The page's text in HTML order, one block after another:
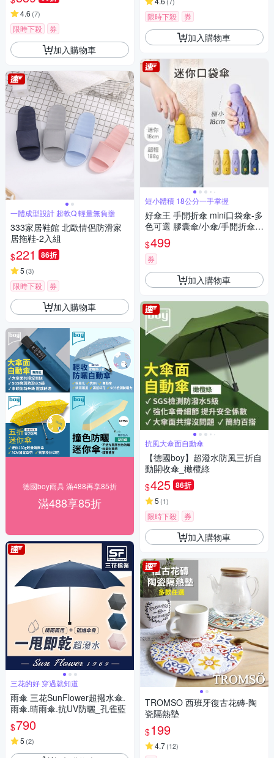
4.6 (7)
限時下殺 券
加入購物車
一體成型設計 超軟Q 輕量無負擔
333家居鞋館 北歐情侶防滑家
居拖鞋-2入組
$221 86折
5 (3)
限時下殺 券
加入購物車
德國boy雨具 滿488再享85折
滿488享85折
三花的好 穿過就知道
雨傘 三花SunFlower超撥水傘.
雨傘.晴雨傘.抗UV防曬_孔雀藍
$790
5 (2)
限時下殺 券
加入購物車
短小體積 18公分一手掌握
好傘王 手開折傘 mini口袋傘-多
色可選 膠囊傘/小傘/手開折傘/
黑膠布/摺疊傘/小雨傘/輕量傘/
折疊傘/迷你傘/防曬
$499
券
加入購物車
抗風大傘面自動傘
【德國boy】超潑水防風三折自
動開收傘_橄欖綠
$425 86折
5 (1)
限時下殺 券
加入購物車
TROMSO 西班牙復古花磚-陶
瓷隔熱墊
$199
4.7(12)